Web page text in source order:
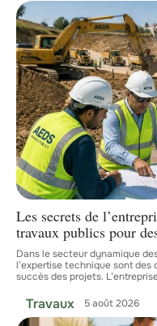
Les secrets de
travaux publics pour
Dans le secteur dynamique
l’expertise technique sont
succès des projets.
Travaux 5 août 2026